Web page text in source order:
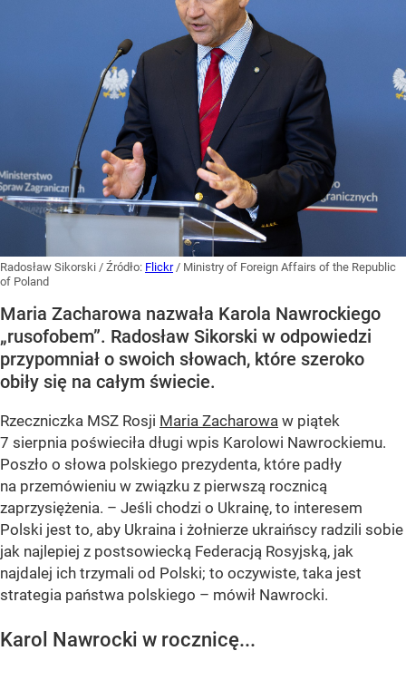
Radosław Sikorski / Źródło: Flickr / Ministry of Foreign Affairs of the Republic
of Poland
Maria Zacharowa nazwała Karola Nawrockiego
„rusofobem”. Radosław Sikorski w odpowiedzi
przypomniał o swoich słowach, które szeroko
obiły się na całym świecie.
Rzeczniczka MSZ Rosji Maria Zacharowa w piątek
7 sierpnia poświeciła długi wpis Karolowi Nawrockiemu.
Poszło o słowa polskiego prezydenta, które padły
na przemówieniu w związku z pierwszą rocznicą
zaprzysiężenia. – Jeśli chodzi o Ukrainę, to interesem
Polski jest to, aby Ukraina i żołnierze ukraińscy radzili sobie
jak najlepiej z postsowiecką Federacją Rosyjską, jak
najdalej ich trzymali od Polski; to oczywiste, taka jest
strategia państwa polskiego – mówił Nawrocki.
Karol Nawrocki w rocznicę...